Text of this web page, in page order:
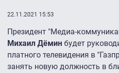
22.11.2021 15:53
Президент "Медиа-
Михаил Дёмин будет
платного телевидения в
занять новую должность в